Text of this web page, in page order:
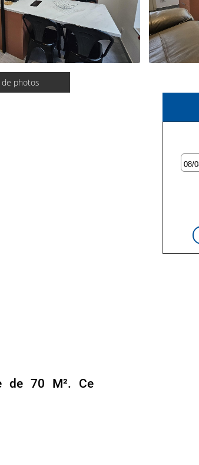
de photos
de 70 M². Ce